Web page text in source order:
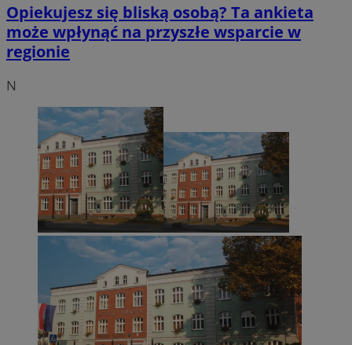
Opiekujesz się bliską osobą? Ta ankieta
może wpłynąć na przyszłe wsparcie w
regionie
N